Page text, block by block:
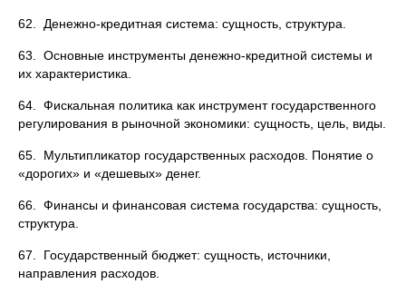
62. Денежно-кредитная система: сущность, структура.
63. Основные инструменты денежно-кредитной системы и
их характеристика.
64. Фискальная политика как инструмент государственного
регулирования в рыночной экономики: сущность, цель, виды.
65. Мультипликатор государственных расходов. Понятие о
«дорогих» и «дешевых» денег.
66. Финансы и финансовая система государства: сущность,
структура.
67. Государственный бюджет: сущность, источники,
направления расходов.